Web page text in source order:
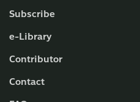
Subscribe
e-Library
Contributor
Contact